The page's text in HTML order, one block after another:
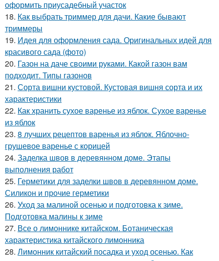
оформить приусадебный участок
18. Как выбрать триммер для дачи. Какие бывают
триммеры
19. Идея для оформления сада. Оригинальных идей для
красивого сада (фото)
20. Газон на даче своими руками. Какой газон вам
подходит. Типы газонов
21. Сорта вишни кустовой. Кустовая вишня сорта и их
характеристики
22. Как хранить сухое варенье из яблок. Сухое варенье
из яблок
23. 8 лучших рецептов варенья из яблок. Яблочно-
грушевое варенье с корицей
24. Заделка швов в деревянном доме. Этапы
выполнения работ
25. Герметики для заделки швов в деревянном доме.
Силикон и прочие герметики
26. Уход за малиной осенью и подготовка к зиме.
Подготовка малины к зиме
27. Все о лимоннике китайском. Ботаническая
характеристика китайского лимонника
28. Лимонник китайский посадка и уход осенью. Как